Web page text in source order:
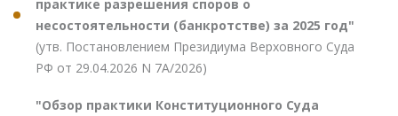
практике разрешения споров о
несостоятельности (банкротстве) за 2025 год"
(утв. Постановлением Президиума Верховного Суда
РФ от 29.04.2026 N 7А/2026)
"Обзор практики Конституционного Суда